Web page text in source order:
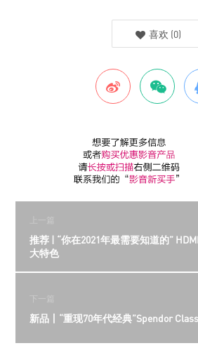
喜欢 (0)
上一篇
推荐 | “你在2021年最需要知道的”
大特色
下一篇
新品丨“重现70年代经典”Spendor